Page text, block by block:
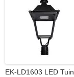
EK-LD1603 LED Tuin